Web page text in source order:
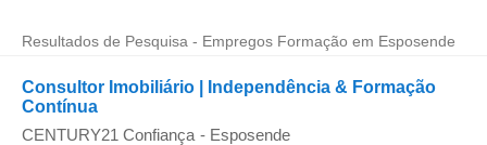
Resultados de Pesquisa - Empregos Formação em Esposende
Consultor Imobiliário | Independência & Formação
Contínua
CENTURY21 Confiança - Esposende